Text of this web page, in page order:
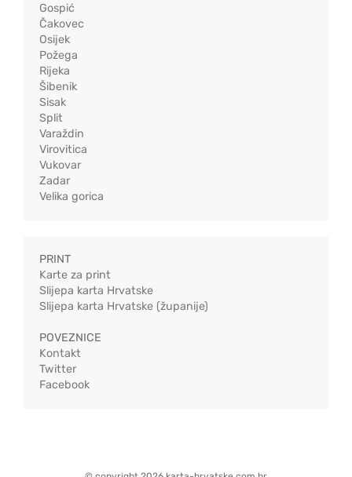
Gospić
Čakovec
Osijek
Požega
Rijeka
Šibenik
Sisak
Split
Varaždin
Virovitica
Vukovar
Zadar
Velika gorica
PRINT
Karte za print
Slijepa karta Hrvatske
Slijepa karta Hrvatske (županije)
POVEZNICE
Kontakt
Twitter
Facebook